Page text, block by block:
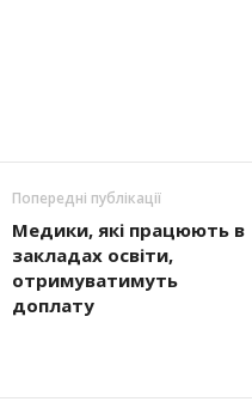
Попередні публікації
Медики, які працюють в
закладах освіти,
отримуватимуть
доплату